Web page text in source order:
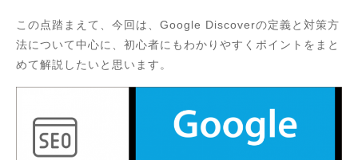
この点踏まえて、今回は、Google Discoverの定義と対策方
法について中心に、初心者にもわかりやすくポイントをまと
めて解説したいと思います。